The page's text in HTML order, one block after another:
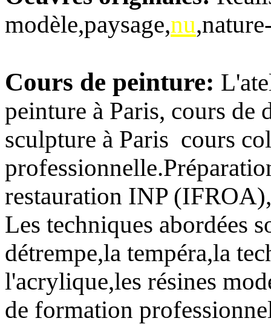
modèle,paysage,nu
Cours de peinture:
peinture à Paris, cours de
sculpture à Paris cours
restauration INP
Les techniques abordées
détrempe,la tempéra,la
l'acrylique,les résines
de formation